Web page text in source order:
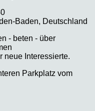
Baden, Deutschland
- beten - über
neue Interessierte.
Parkplatz vom